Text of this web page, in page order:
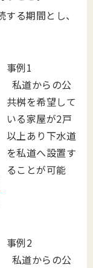
る期間とし、
事例1
私道からの公
共桝を希望して
いる家屋が2戸
以上あり下水道
を私道へ設置す
ることが可能
事例2
私道からの公